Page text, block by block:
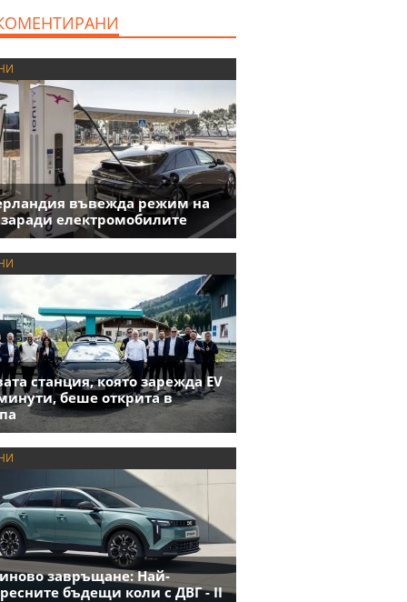
въвежда режим на
заради електромобилите
станция, която зарежда EV
беше открита в
завръщане: Най-
бъдещи коли с ДВГ - II